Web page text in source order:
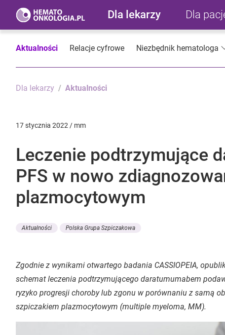
Dla lekarzy Dla
Aktualności Relacje cyfrowe Niezbędnik hematologa
Dla lekarzy Aktualności
17 stycznia 2022 / mm
Leczenie podtrzymujące
PFS w nowo
plazmocytowym
Aktualności Polska Grupa Szpiczakowa
Zgodnie z wynikami otwartego badania CASSIOPEIA,
schemat leczenia podtrzymującego daratumumabem
ryzyko progresji choroby lub zgonu w porównaniu z samą
szpiczakiem plazmocytowym (multiple myeloma, MM).